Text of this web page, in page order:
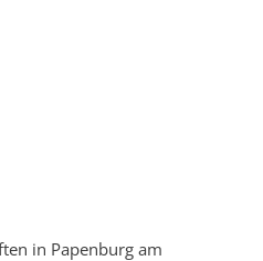
in Papenburg am